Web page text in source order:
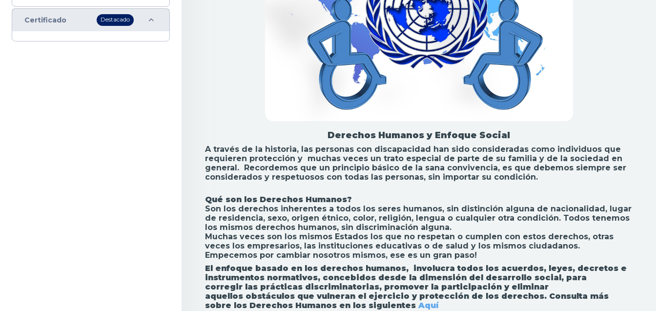
Certificado Destacado Colapsar
Derechos Humanos y Enfoque Social
A través de la historia, las personas con discapacidad han sido consideradas como individuos que
requieren protección y muchas veces un trato especial de parte de su familia y de la sociedad en
general. Recordemos que un principio básico de la sana convivencia, es que debemos siempre ser
considerados y respetuosos con todas las personas, sin importar su condición.
Qué son los Derechos Humanos?
Son los derechos inherentes a todos los seres humanos, sin distinción alguna de nacionalidad, lugar
de residencia, sexo, origen étnico, color, religión, lengua o cualquier otra condición. Todos tenemos
los mismos derechos humanos, sin discriminación alguna.
Muchas veces son los mismos Estados los que no respetan o cumplen con estos derechos, otras
veces los empresarios, las instituciones educativas o de salud y los mismos ciudadanos.
Empecemos por cambiar nosotros mismos, ese es un gran paso!
El enfoque basado en los derechos humanos, involucra todos los acuerdos, leyes, decretos e
instrumentos normativos, concebidos desde la dimensión del desarrollo social, para
corregir las prácticas discriminatorias, promover la participación y eliminar
aquellos obstáculos que vulneran el ejercicio y protección de los derechos. Consulta más
sobre los Derechos Humanos en los siguientes Aquí